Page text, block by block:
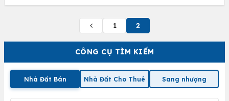
CÔNG CỤ TÌM KIẾM
Nhà Đất Bán Nhà Đất Cho Thuê Sang nhượng
1 2